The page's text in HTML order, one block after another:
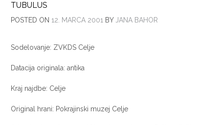
TUBULUS
POSTED ON 12. MARCA 2001 BY JANA BAHOR
Sodelovanje: ZVKDS Celje
Datacija originala: antika
Kraj najdbe: Celje
Original hrani: Pokrajinski muzej Celje